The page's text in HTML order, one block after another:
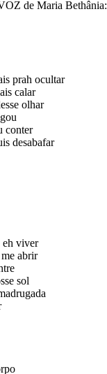
de Maria Bethânia:
prah ocultar
calar
olhar
conter
desabafar
eh viver
abrir
sol